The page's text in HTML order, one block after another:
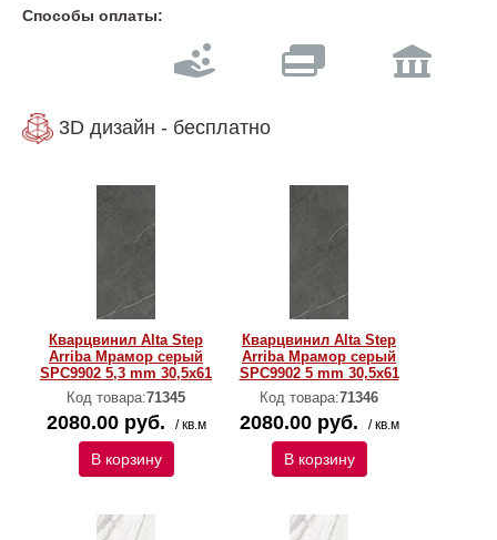
Способы оплаты:
3D дизайн - бесплатно
Кварцвинил Alta Step
Arriba Мрамор серый
SPC9902 5,3 mm 30,5х61
Код товара:71345
2080.00 руб. / кв.м
В корзину
Кварцвинил Alta Step
Arriba Мрамор серый
SPC9902 5 mm 30,5х61
Код товара:71346
2080.00 руб. / кв.м
В корзину